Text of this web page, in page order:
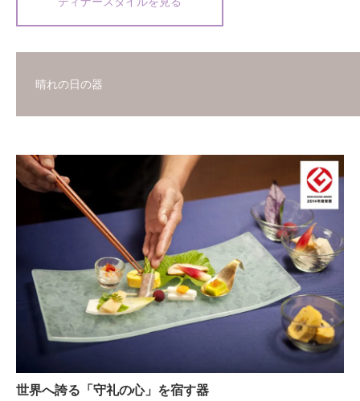
晴れの日の器
世界へ誇る「守礼の心」を宿す器